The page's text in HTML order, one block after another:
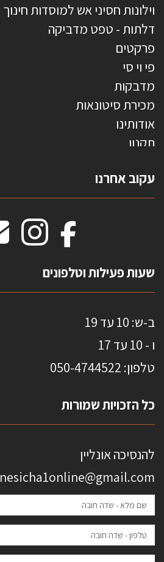
וילונות חסיני אש למוסדות חינוך
דלתות - טפט מדביקה
פרקטים
פי וי סי
מדבקות
מכירת סיטונאות
אודותינו
תקנון
טפטים משולשים
וילונות חסיני אש
מדבקות אנטי סאן
עקוב אחרנו
שעות פעילות וטלפונים
ב-ש: 10 עד 19
ו - 10 עד 17
טלפון: 0 50-4744522
כל הזכויות שמורות
להנסיכה אונליין
nesicha1online@gmail.com